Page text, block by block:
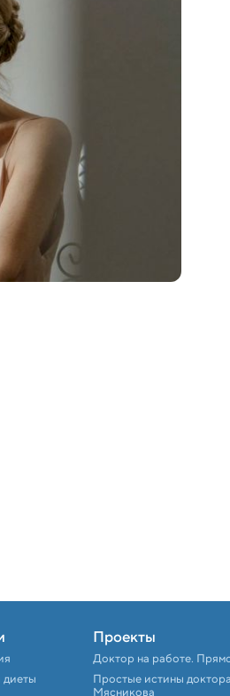
Проекты
Доктор на работе.
Простые истины доктора
Мясникова